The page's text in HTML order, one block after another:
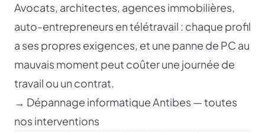
Avocats, architectes, agences immobilières,
auto-entrepreneurs en télétravail : chaque profil
a ses propres exigences, et une panne de PC au
mauvais moment peut coûter une journée de
travail ou un contrat.
→ Dépannage informatique Antibes — toutes
nos interventions